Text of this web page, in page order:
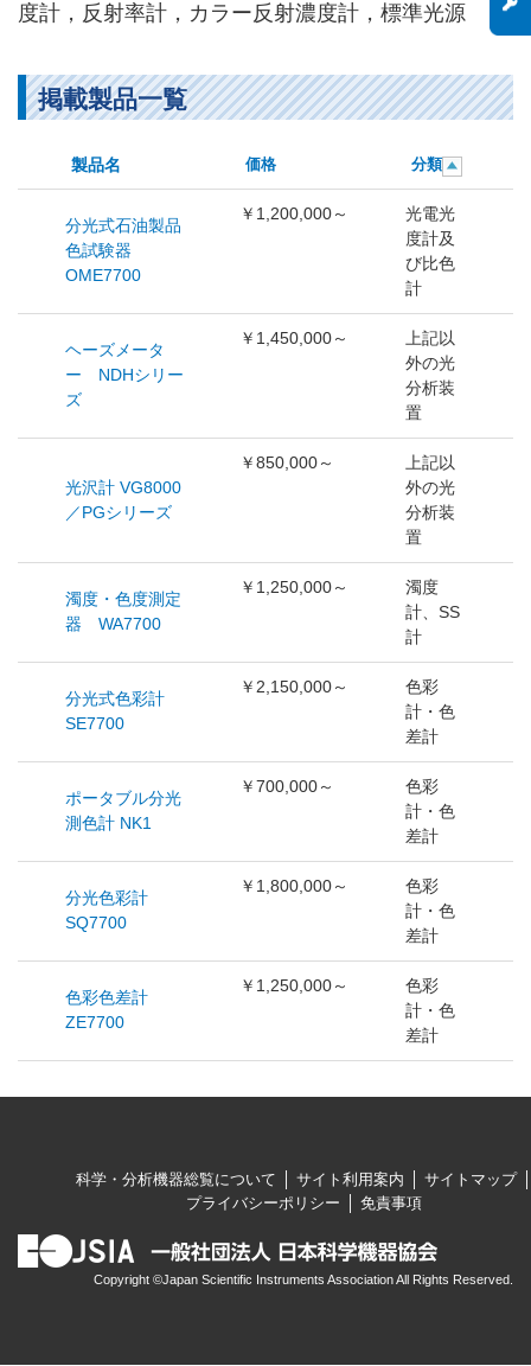
度計，反射率計，カラー反射濃度計，標準光源
掲載製品一覧
製品名 価格 分類
分光式石油製品
色試験器
OME7700
￥1,200,000～
光電光
度計及
び比色
計
ヘーズメータ
ー NDHシリー
ズ
￥1,450,000～
上記以
外の光
分析装
置
光沢計 VG8000
／PGシリーズ
￥850,000～
上記以
外の光
分析装
置
濁度・色度測定
器 WA7700
￥1,250,000～
濁度
計、SS
計
分光式色彩計
SE7700
￥2,150,000～
色彩
計・色
差計
ポータブル分光
測色計 NK1
￥700,000～
色彩
計・色
差計
分光色彩計
SQ7700
￥1,800,000～
色彩
計・色
差計
色彩色差計
ZE7700
￥1,250,000～
色彩
計・色
差計
科学・分析機器総覧について サイト利用案内
サイトマップ
プライバシーポリシー
免責事項
Copyright ©Japan Scientific Instruments Association All Rights Reserved.